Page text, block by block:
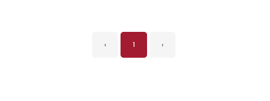
‹ 1 ›